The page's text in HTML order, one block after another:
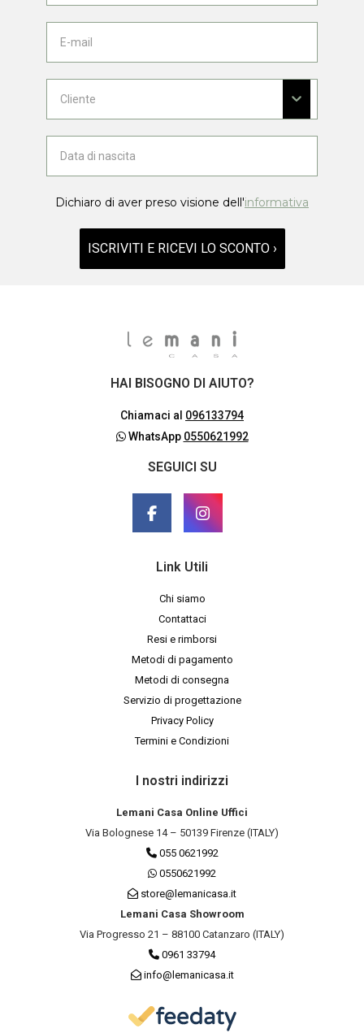
Dichiaro di aver preso visione dell'informativa
ISCRIVITI E RICEVI LO SCONTO ›
HAI BISOGNO DI AIUTO?
Chiamaci al 096133794
WhatsApp 0550621992
SEGUICI SU
Link Utili
Chi siamo
Contattaci
Resi e rimborsi
Metodi di pagamento
Metodi di consegna
Servizio di progettazione
Privacy Policy
Termini e Condizioni
I nostri indirizzi
Lemani Casa Online Uffici
Via Bolognese 14 – 50139 Firenze (ITALY)
055 0621992
0550621992
store@lemanicasa.it
Lemani Casa Showroom
Via Progresso 21 – 88100 Catanzaro (ITALY)
0961 33794
info@lemanicasa.it